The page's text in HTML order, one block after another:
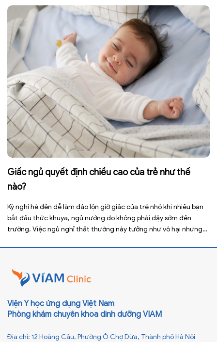
chỉ […]
Giấc ngủ quyết định chiều cao của trẻ như thế
nào?
Kỳ nghỉ hè đến dễ làm đảo lộn giờ giấc của trẻ nhỏ khi nhiều bạn
bắt đầu thức khuya, ngủ nướng do không phải dậy sớm đến
trường. Việc ngủ nghỉ thất thường này tưởng như vô hại nhưng
Viện Y học ứng dụng Việt Nam
Phòng khám chuyên khoa dinh dưỡng VIAM
Địa chỉ: 12 Hoàng Cầu, Phường Ô Chợ Dừa, Thành phố Hà Nội